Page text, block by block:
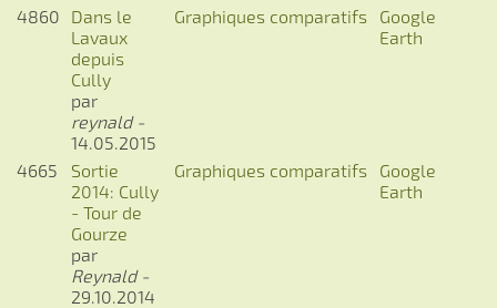
4860
Dans le
Lavaux
depuis
Cully
par
reynald -
14.05.2015
Graphiques comparatifs
Google
Earth
4665
Sortie
2014: Cully
- Tour de
Gourze
par
Reynald -
29.10.2014
Graphiques comparatifs
Google
Earth